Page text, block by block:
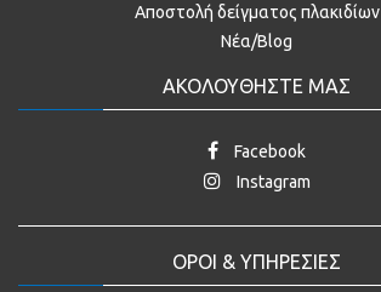
Αποστολή δείγματος πλακιδίων
Νέα/Blog
ΑΚΟΛΟΥΘΗΣΤΕ ΜΑΣ
Facebook
Instagram
ΟΡΟΙ & ΥΠΗΡΕΣΙΕΣ